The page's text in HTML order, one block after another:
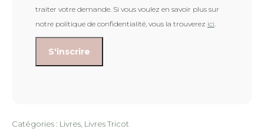
traiter votre demande. Si vous voulez en savoir plus sur
notre politique de confidentialité, vous la trouverez ici.
Catégories : Livres Livres Tricot